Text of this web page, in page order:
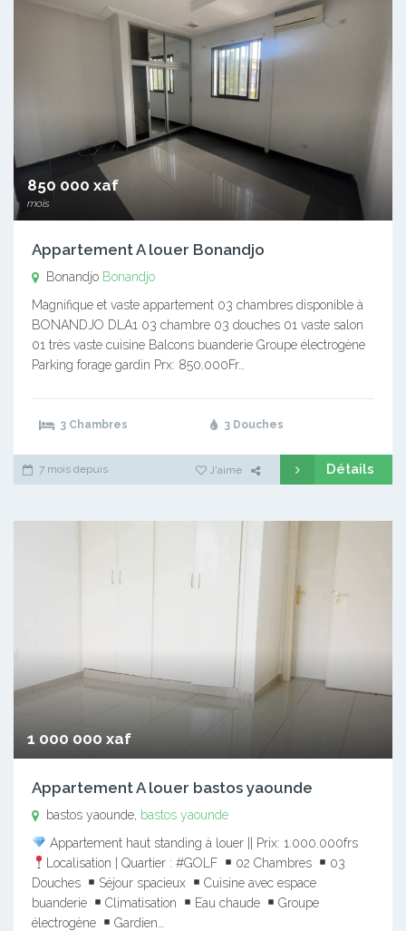
850 000 xaf
mois
Appartement A louer Bonandjo
Bonandjo Bonandjo
Magnifique et vaste appartement 03 chambres disponible à
BONANDJO DLA1 03 chambre 03 douches 01 vaste salon
01 très vaste cuisine Balcons buanderie Groupe électrogène
Parking forage gardin Prx: 850.000Fr…
3 Chambres 3 Douches
7 mois depuis J'aime Détails
1 000 000 xaf
Appartement A louer bastos yaounde
bastos yaounde, bastos yaounde
Appartement haut standing à louer || Prix: 1.000.000frs
Localisation | Quartier : #GOLF
02 Chambres
03
Douches
Séjour spacieux
Cuisine avec espace
buanderie
Climatisation Eau chaude
Groupe
électrogène
Gardien…